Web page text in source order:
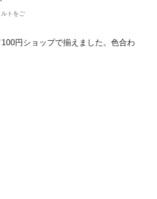
トをご
円ショップで揃えました。色合わ